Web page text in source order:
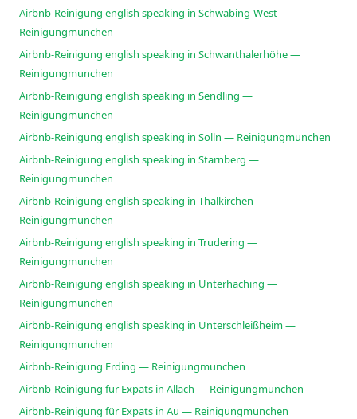
Airbnb-Reinigung english speaking in Schwabing-West —
Reinigungmunchen
Airbnb-Reinigung english speaking in Schwanthalerhöhe —
Reinigungmunchen
Airbnb-Reinigung english speaking in Sendling —
Reinigungmunchen
Airbnb-Reinigung english speaking in Solln — Reinigungmunchen
Airbnb-Reinigung english speaking in Starnberg —
Reinigungmunchen
Airbnb-Reinigung english speaking in Thalkirchen —
Reinigungmunchen
Airbnb-Reinigung english speaking in Trudering —
Reinigungmunchen
Airbnb-Reinigung english speaking in Unterhaching —
Reinigungmunchen
Airbnb-Reinigung english speaking in Unterschleißheim —
Reinigungmunchen
Airbnb-Reinigung Erding — Reinigungmunchen
Airbnb-Reinigung für Expats in Allach — Reinigungmunchen
Airbnb-Reinigung für Expats in Au — Reinigungmunchen